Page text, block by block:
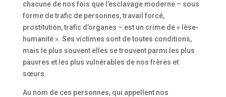
chacune de nos fois que l’esclavage moderne – sous
forme de trafic de personnes, travail forcé,
prostitution, trafic d’organes – est un crime de « lèse-
humanité ». Ses victimes sont de toutes conditions,
mais le plus souvent elles se trouvent parmi les plus
pauvres et les plus vulnérables de nos frères et
sœurs.
Au nom de ces personnes, qui appellent nos